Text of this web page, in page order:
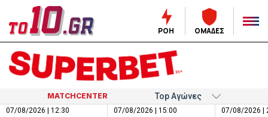
ΡΟΗ ΟΜΑΔΕΣ
MATCHCENTER
07/08/2026 | 12:30 07/08/2026 | 15:00 07/08/2026 |